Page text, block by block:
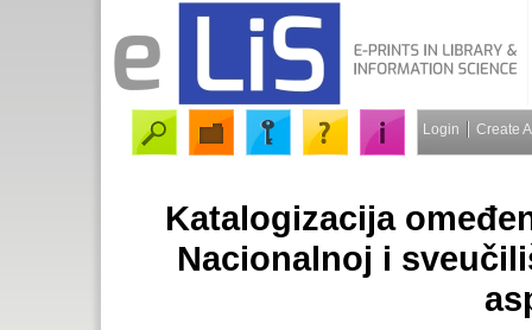
Login Create
Katalogizacija
Nacionalnoj i